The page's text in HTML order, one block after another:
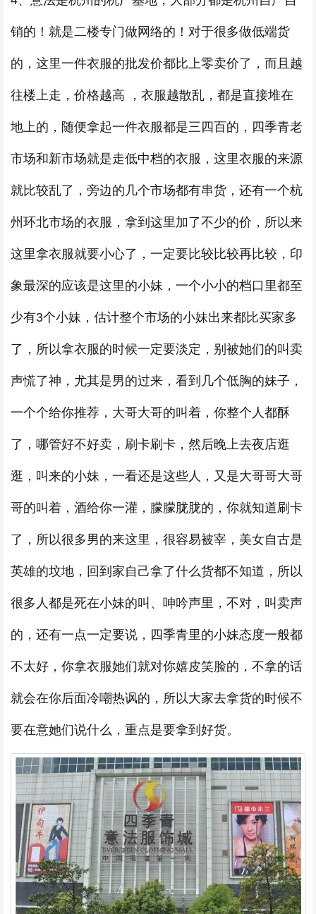
销的！就是二楼专门做网络的！对于很多做低端货
的，这里一件衣服的批发价都比上零卖价了，而且越
往楼上走，价格越高 ，衣服越散乱，都是直接堆在
地上的，随便拿起一件衣服都是三四百的，四季青老
市场和新市场就是走低中档的衣服，这里衣服的来源
就比较乱了，旁边的几个市场都有串货，还有一个杭
州环北市场的衣服，拿到这里加了不少的价，所以来
这里拿衣服就要小心了，一定要比较比较再比较，印
象最深的应该是这里的小妹，一个小小的档口里都至
少有3个小妹，估计整个市场的小妹出来都比买家多
了，所以拿衣服的时候一定要淡定，别被她们的叫卖
声慌了神，尤其是男的过来，看到几个低胸的妹子，
一个个给你推荐，大哥大哥的叫着，你整个人都酥
了，哪管好不好卖，刷卡刷卡，然后晚上去夜店逛
逛，叫来的小妹，一看还是这些人，又是大哥哥大哥
哥的叫着，酒给你一灌，朦朦胧胧的，你就知道刷卡
了，所以很多男的来这里，很容易被宰，美女自古是
英雄的坟地，回到家自己拿了什么货都不知道，所以
很多人都是死在小妹的叫、呻吟声里，不对，叫卖声
的，还有一点一定要说，四季青里的小妹态度一般都
不太好，你拿衣服她们就对你嬉皮笑脸的，不拿的话
就会在你后面冷嘲热讽的，所以大家去拿货的时候不
要在意她们说什么，重点是要拿到好货。